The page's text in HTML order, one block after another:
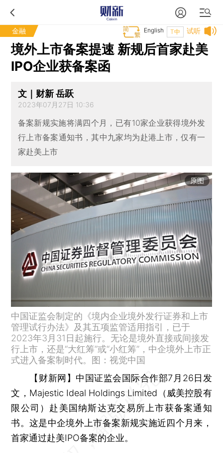
金融 试听
T中
English
境外上市备案提速 新规后首家赴美
IPO企业获备案函
文｜财新 岳跃
2023年07月27日 10:36
备案新规实施将满四个月，已有10家企业获得境外发
行上市备案通知书，其中九家均为赴港上市，仅有一
家赴美上市
原图
中国证监会制定的《境内企业境外发行证券和上市
管理试行办法》及其五项监管适用指引，已于
2023年3月31日起施行。无论是境外直接或间接发
行上市，还是“大红筹”或“小红筹”，中企境外上市正
式进入备案制时代。图：视觉中国
【财新网】 中国证监会国际合作部7月26日发
文，Majestic Ideal Holdings Limited（威美控股有
限公司）赴美国纳斯达克交易所上市获备案通知
书。这是中企境外上市备案新规实施近四个月来，
首家通过赴美IPO备案的企业。